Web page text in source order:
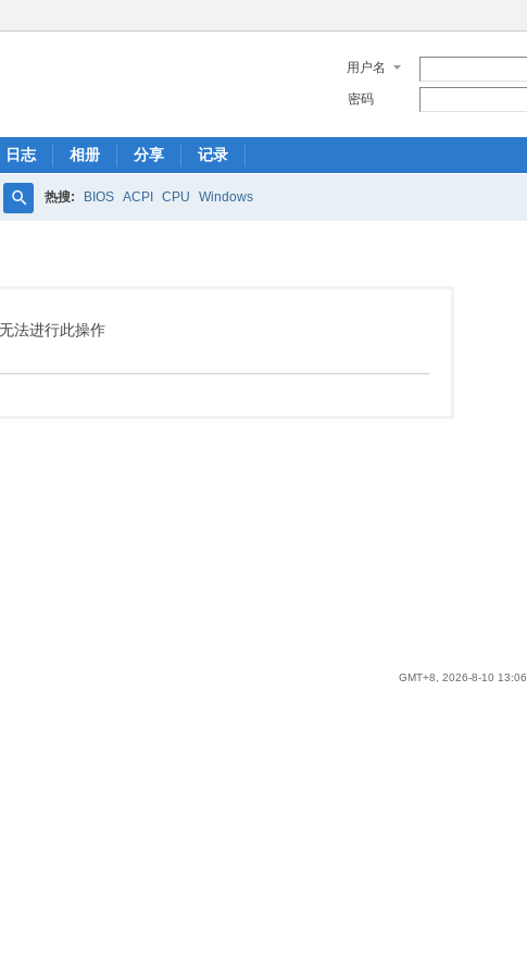
用户名
密码
日志 相册 分享 记录
热搜: BIOS ACPI CPU Windows
法进行此操作
GMT+8, 2026-8-10 13:06